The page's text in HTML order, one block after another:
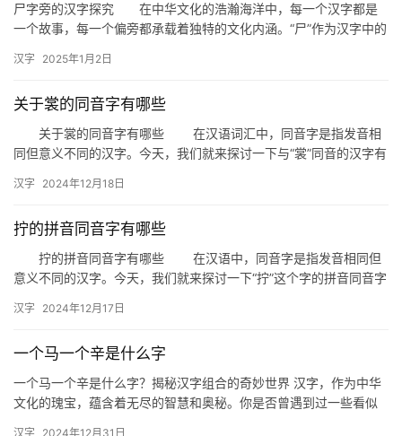
组
词
拼
尸字旁的汉字探究 在中华文化的浩瀚海洋中，每一个汉字都是
一个故事，每一个偏旁都承载着独特的文化内涵。“尸”作为汉字中的
“…
汉字 2025年1月2日
关于裳的同音字有哪些
关于裳的同音字有哪些 在汉语词汇中，同音字是指发音相
同但意义不同的汉字。今天，我们就来探讨一下与“裳”同音的汉字有
汉字 2024年12月18日
拧的拼音同音字有哪些
拧的拼音同音字有哪些 在汉语中，同音字是指发音相同但
意义不同的汉字。今天，我们就来探讨一下“拧”这个字的拼音同音字
汉字 2024年12月17日
一个马一个辛是什么字
一个马一个辛是什么字？揭秘汉字组合的奇妙世界 汉字，作为中华
文化的瑰宝，蕴含着无尽的智慧和奥秘。你是否曾遇到过一些看似
汉字 2024年12月31日